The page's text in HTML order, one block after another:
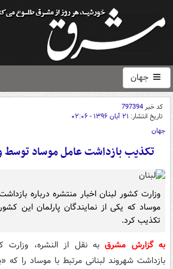
جهان
کد خبر797394
تاریخ انتشار: ۲۱ آبان ۱۳۹۶ - ۰۲:۰۶
جهان
تکذیب بازداشت عامل موساد توسط
وزارت کشور لبنان اخبار منتشره درباره
موساد که یکی از نمایندگان پارلمان این
تکذیب کرد.
به گزارش مشرقبه نقل از النشره، وزارت
بازداشت شهروند لبنانی مرتبط با موساد را که